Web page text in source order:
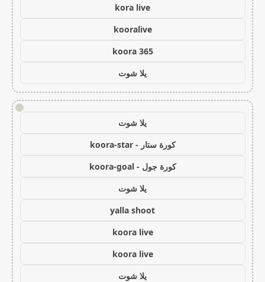
kora live
kooralive
koora 365
يلا شوت
!
يلا شوت
كورة ستار - koora-star
كورة جول - koora-goal
يلا شوت
yalla shoot
koora live
koora live
يلا شوت